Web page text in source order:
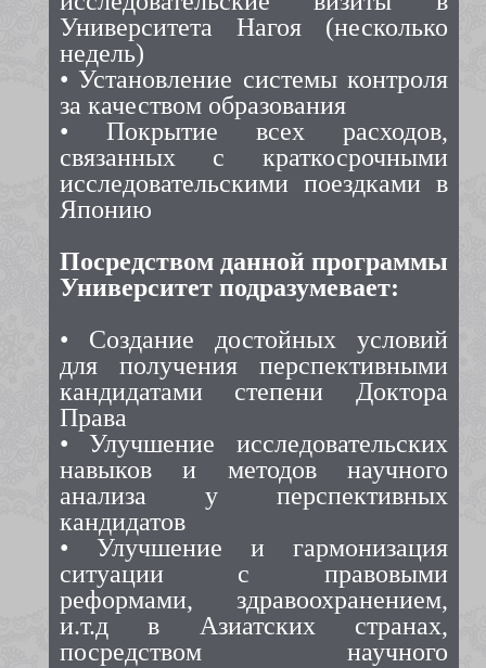
Университета Нагоя (несколько
недель)
• Установление системы контроля
за качеством образования
• Покрытие всех расходов,
связанных с краткосрочными
исследовательскими поездками в
Японию
Посредством данной программы
Университет подразумевает:
• Создание достойных условий
для получения перспективными
кандидатами степени Доктора
Права
• Улучшение исследовательских
навыков и методов научного
анализа у перспективных
кандидатов
• Улучшение и гармонизация
ситуации с правовыми
реформами, здравоохранением,
и.т.д в Азиатских странах,
посредством научного